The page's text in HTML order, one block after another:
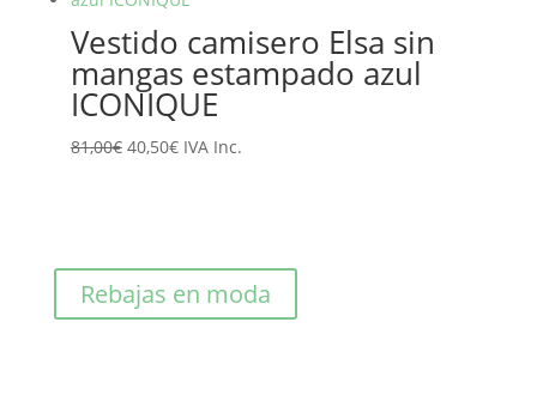
125,00€.62,50€.
Vestido camisero Elsa sin
mangas estampado azul
ICONIQUE
81,00€ El
81,00€.
40,50€El
40,50€.
IVA Inc.
Rebajas en moda